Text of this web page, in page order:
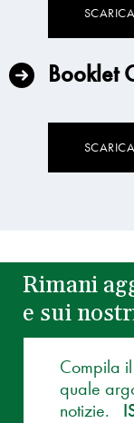
Booklet
Rimani
e sui
Compila
quale
notizie.